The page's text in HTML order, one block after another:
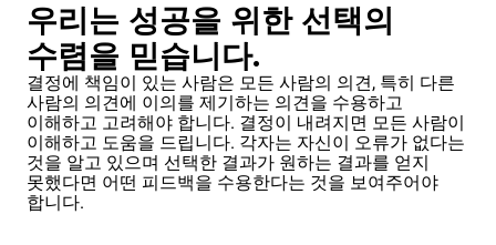
우리는 성공을 위한 선택의
수렴을 믿습니다.
결정에 책임이 있는 사람은 모든 사람의 의견, 특히 다른
사람의 의견에 이의를 제기하는 의견을 수용하고
이해하고 고려해야 합니다. 결정이 내려지면 모든 사람이
이해하고 도움을 드립니다. 각자는 자신이 오류가 없다는
것을 알고 있으며 선택한 결과가 원하는 결과를 얻지
못했다면 어떤 피드백을 수용한다는 것을 보여주어야
합니다.